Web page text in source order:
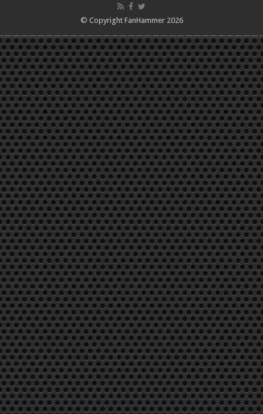
© Copyright FanHammer 2026